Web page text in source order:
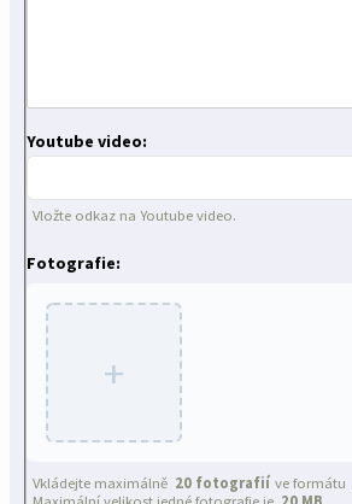
Youtube video:
Vložte odkaz na Youtube video.
Fotografie:
+
Vkládejte maximálně 20 fotografií ve formátu